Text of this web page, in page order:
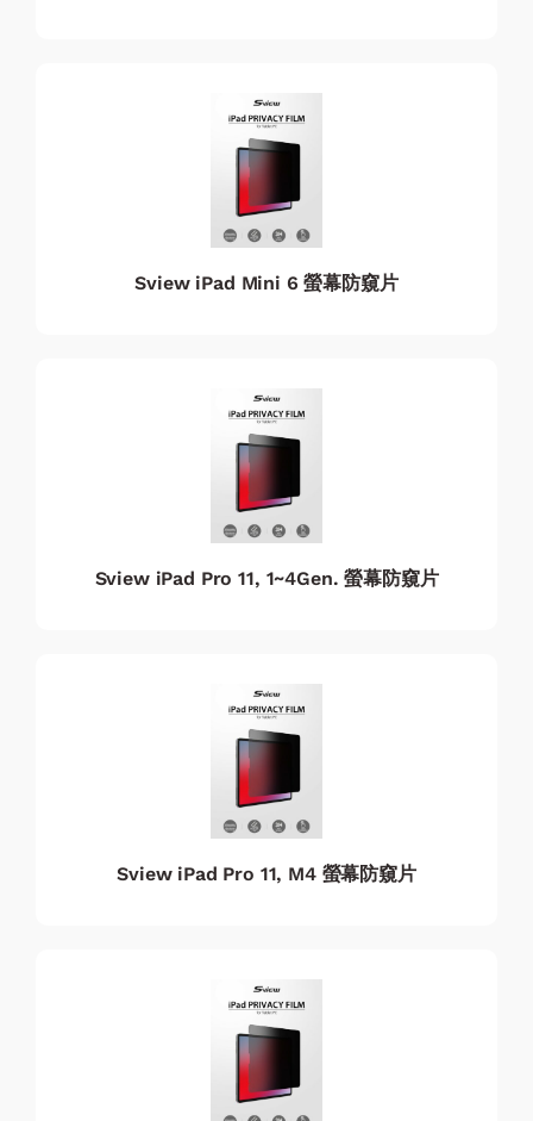
Sview iPad Mini 6 螢幕防窺片
Sview iPad Pro 11, 1~4Gen. 螢幕防窺片
Sview iPad Pro 11, M4 螢幕防窺片